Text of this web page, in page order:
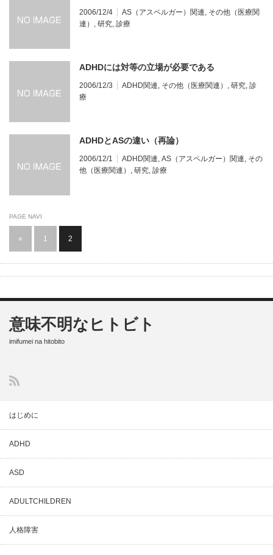
2006/12/4 AS（アスペルガー）関連, その他（医療関
連） , 研究, 診療
ADHDには対等の立場が必要である
2006/12/3 ADHD関連, その他（医療関連） , 研究, 診
療
ADHDとASの違い（再論）
2006/12/1 ADHD関連, AS（アスペルガー）関連, その
他（医療関連） , 研究, 診療
PAGE NAVI
« 1 2
意味不明なヒトビト
imifumei na hitobito
はじめに
ADHD
ASD
ADULTCHILDREN
人格障害